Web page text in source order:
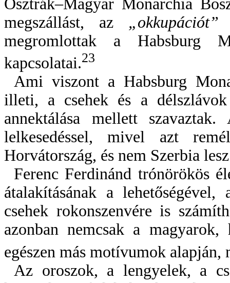
Osztrák–Magyar Monarchia
megszállást, az „okkupációt”
megromlottak a Habsburg
kapcsolatai.23
Ami viszont a Habsburg
illeti, a csehek és a délszlávok
annektálása mellett
lelkesedéssel, mivel azt
Horvátország, és nem Szerbia
Ferenc Ferdinánd trónörökös
átalakításának a
csehek rokonszenvére is
azonban nemcsak a
egészen más motívumok alapján,
Az oroszok, a lengyelek, a